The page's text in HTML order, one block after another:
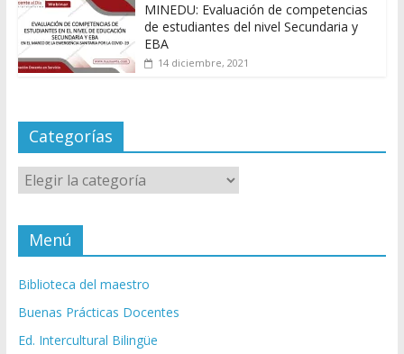
MINEDU: Evaluación de competencias
de estudiantes del nivel Secundaria y
EBA
14 diciembre, 2021
Categorías
Categorías
Menú
Biblioteca del maestro
Buenas Prácticas Docentes
Ed. Intercultural Bilingüe